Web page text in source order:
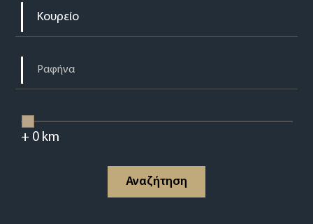
+ 0km
Αναζήτηση